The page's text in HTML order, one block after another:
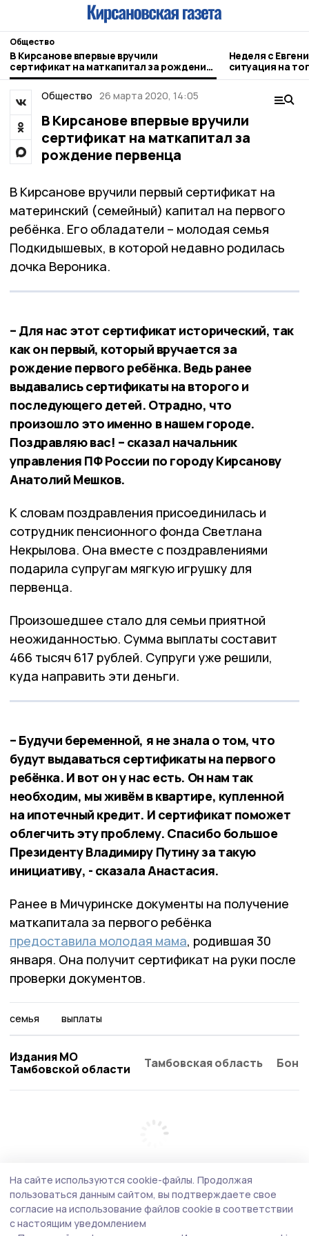
Общество
В Кирсанове впервые вручили
сертификат на маткапитал за рождение
первенца
Неделя с
ситуация на
городе и
Общество 26 марта 2020, 14:05
В Кирсанове впервые вручили
сертификат на маткапитал за
рождение первенца
В Кирсанове вручили первый сертификат на
материнский (семейный) капитал на первого
ребёнка. Его обладатели – молодая семья
Подкидышевых, в которой недавно родилась
дочка Вероника.
– Для нас этот сертификат исторический, так
как он первый, который вручается за
рождение первого ребёнка. Ведь ранее
выдавались сертификаты на второго и
последующего детей. Отрадно, что
произошло это именно в нашем городе.
Поздравляю вас! – сказал начальник
управления ПФ России по городу Кирсанову
Анатолий Мешков.
К словам поздравления присоединилась и
сотрудник пенсионного фонда Светлана
Некрылова. Она вместе с поздравлениями
подарила супругам мягкую игрушку для
первенца.
Произошедшее стало для семьи приятной
неожиданностью. Сумма выплаты составит
466 тысяч 617 рублей. Супруги уже решили,
куда направить эти деньги.
– Будучи беременной, я не знала о том, что
будут выдаваться сертификаты на первого
ребёнка. И вот он у нас есть. Он нам так
необходим, мы живём в квартире, купленной
на ипотечный кредит. И сертификат поможет
облегчить эту проблему. Спасибо большое
Президенту Владимиру Путину за такую
инициативу, - сказала Анастасия.
Ранее в Мичуринске документы на получение
маткапитала за первого ребёнка
предоставила молодая мама, родившая 30
января. Она получит сертификат на руки после
проверки документов.
семья выплаты
Издания МО
Тамбовской области
Тамбовская область
На сайте используются cookie-файлы. Продолжая
пользоваться данным сайтом, вы подтверждаете свое
согласие на использование файлов cookie в соответствии
с настоящим уведомлением